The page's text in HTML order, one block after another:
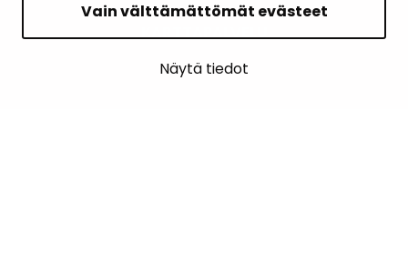
Vain välttämättömät evästeet
Näytä tiedot
KARTTAPALVELU